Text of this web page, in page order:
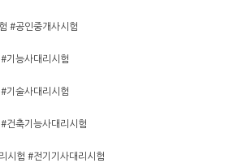
#공인중개사시험
기능사대리시험
기술사대리시험
건축기능사대리시험
시험 #전기기사대리시험